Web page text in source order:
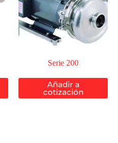
Serie 200
Añadir a
cotización